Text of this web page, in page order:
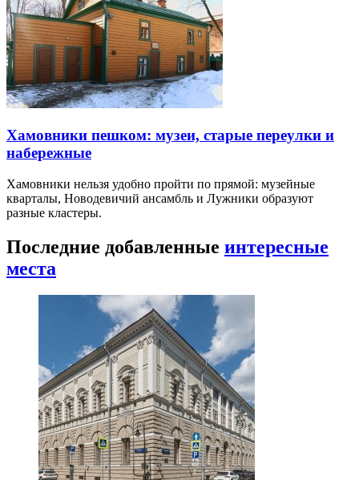
Хамовники пешком: музеи, старые переулки и
набережные
Хамовники нельзя удобно пройти по прямой: музейные
кварталы, Новодевичий ансамбль и Лужники образуют
разные кластеры.
Последние добавленные интересные
места